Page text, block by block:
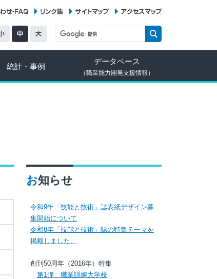
統計・事例
データベース
（職業能力開発支援情報）
お知らせ
令和9年「技能と技術」誌表紙デザイン募
集開始について
令和8年「技能と技術」誌の特集テーマを
掲載しました。
創刊50周年（2016年）特集
第1弾 職業訓練大学校